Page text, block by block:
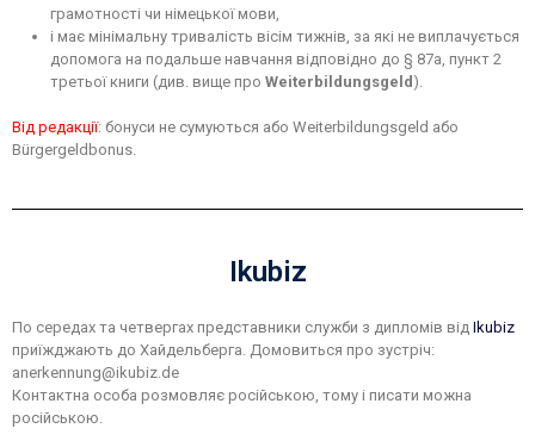
грамотності чи німецької мови,
і має мінімальну тривалість вісім тижнів, за які не виплачується
допомога на подальше навчання відповідно до § 87a, пункт 2
третьої книги (див. вище про Weiterbildungsgeld ).
Від редакції: бонуси не сумуються або Weiterbildungsgeld або
Bürgergeldbonus.
Ikubiz
По середах та четвергах представники служби з дипломів від Ikubiz
приїжджають до Хайдельберга. Домовиться про зустріч:
anerkennung@ikubiz.de
Контактна особа розмовляє російською, тому і писати можна
російською.